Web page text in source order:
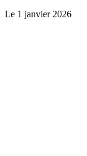
Le 1 janvier 2026